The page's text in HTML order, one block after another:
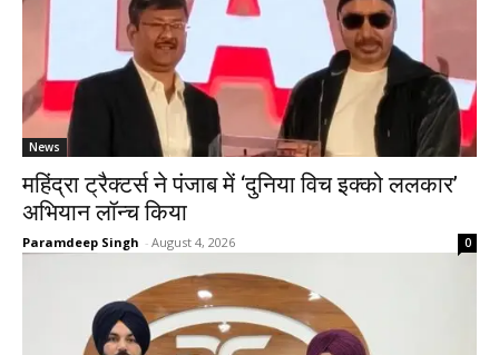
News
महिंद्रा ट्रैक्टर्स ने पंजाब में ‘दुनिया विच इक्को ललकार’
अभियान लॉन्च किया
Paramdeep Singh - August 4, 2026 0